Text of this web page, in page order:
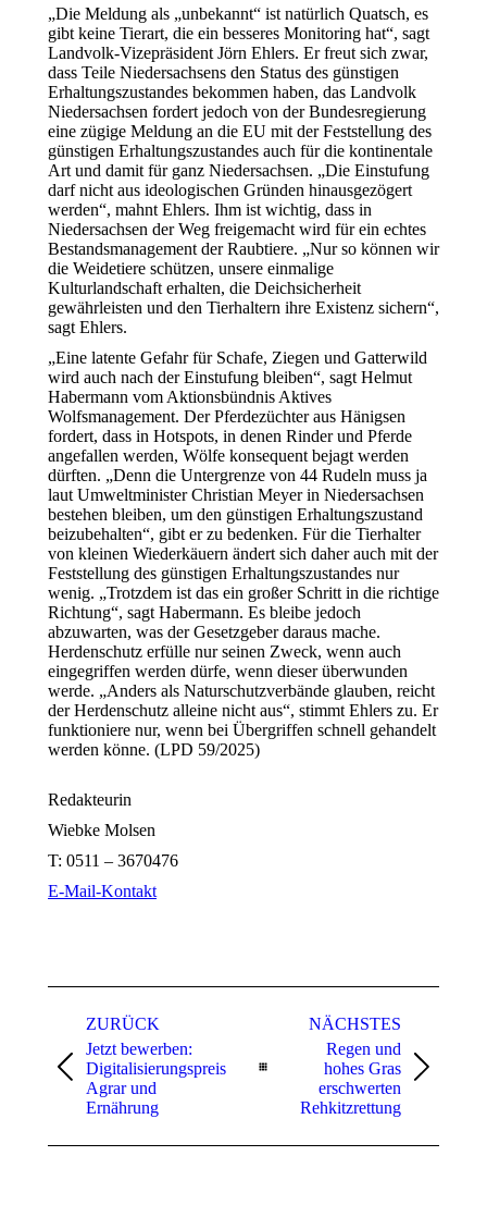
„Die Meldung als „unbekannt“ ist natürlich Quatsch, es
gibt keine Tierart, die ein besseres Monitoring hat“, sagt
Landvolk-Vizepräsident Jörn Ehlers. Er freut sich zwar,
dass Teile Niedersachsens den Status des günstigen
Erhaltungszustandes bekommen haben, das Landvolk
Niedersachsen fordert jedoch von der Bundesregierung
eine zügige Meldung an die EU mit der Feststellung des
günstigen Erhaltungszustandes auch für die kontinentale
Art und damit für ganz Niedersachsen. „Die Einstufung
darf nicht aus ideologischen Gründen hinausgezögert
werden“, mahnt Ehlers. Ihm ist wichtig, dass in
Niedersachsen der Weg freigemacht wird für ein echtes
Bestandsmanagement der Raubtiere. „Nur so können wir
die Weidetiere schützen, unsere einmalige
Kulturlandschaft erhalten, die Deichsicherheit
gewährleisten und den Tierhaltern ihre Existenz sichern“,
sagt Ehlers.
„Eine latente Gefahr für Schafe, Ziegen und Gatterwild
wird auch nach der Einstufung bleiben“, sagt Helmut
Habermann vom Aktionsbündnis Aktives
Wolfsmanagement. Der Pferdezüchter aus Hänigsen
fordert, dass in Hotspots, in denen Rinder und Pferde
angefallen werden, Wölfe konsequent bejagt werden
dürften. „Denn die Untergrenze von 44 Rudeln muss ja
laut Umweltminister Christian Meyer in Niedersachsen
bestehen bleiben, um den günstigen Erhaltungszustand
beizubehalten“, gibt er zu bedenken. Für die Tierhalter
von kleinen Wiederkäuern ändert sich daher auch mit der
Feststellung des günstigen Erhaltungszustandes nur
wenig. „Trotzdem ist das ein großer Schritt in die richtige
Richtung“, sagt Habermann. Es bleibe jedoch
abzuwarten, was der Gesetzgeber daraus mache.
Herdenschutz erfülle nur seinen Zweck, wenn auch
eingegriffen werden dürfe, wenn dieser überwunden
werde. „Anders als Naturschutzverbände glauben, reicht
der Herdenschutz alleine nicht aus“, stimmt Ehlers zu. Er
funktioniere nur, wenn bei Übergriffen schnell gehandelt
werden könne. (LPD 59/2025)
Redakteurin
Wiebke Molsen
T: 0511 – 3670476
E-Mail-Kontakt
ZURÜCK
Vorheriger
Beitrag:
Jetzt bewerben:
Digitalisierungspreis
Agrar und
Ernährung
NÄCHSTES
Nächster
Beitrag:
Regen und
hohes Gras
erschwerten
Rehkitzrettung